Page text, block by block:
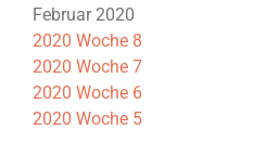
Februar 2020
2020 Woche 8
2020 Woche 7
2020 Woche 6
2020 Woche 5